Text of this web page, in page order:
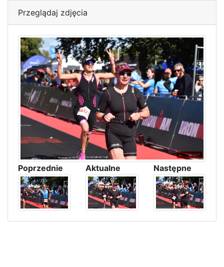
Przeglądaj zdjęcia
Poprzednie Aktualne Następne